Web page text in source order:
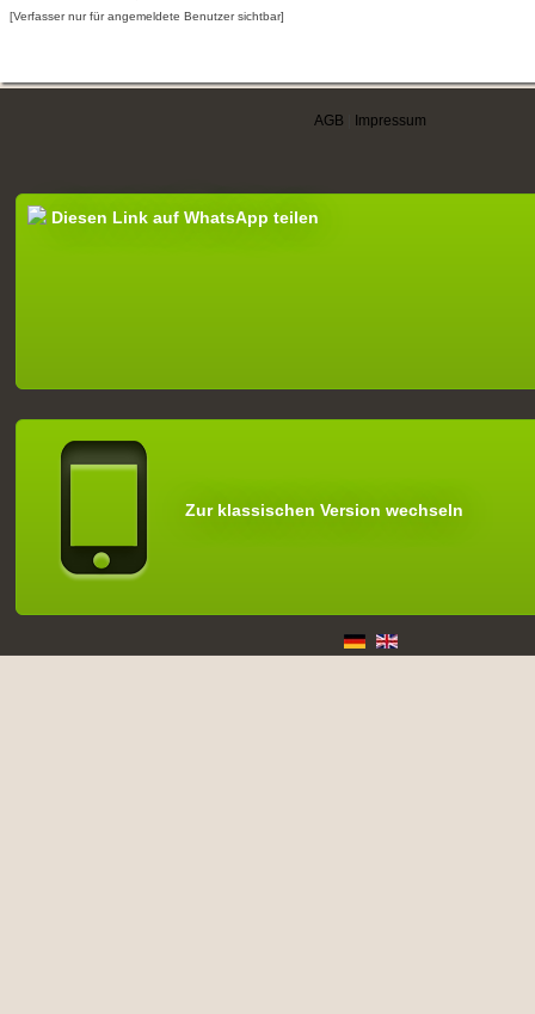
[Verfasser nur für angemeldete Benutzer sichtbar]
AGB Impressum
Diesen Link auf WhatsApp teilen
Zur klassischen Version wechseln